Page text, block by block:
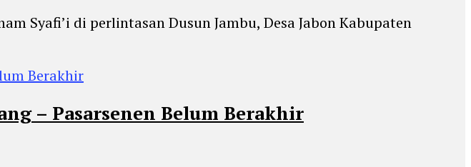
Syafi’i di perlintasan Dusun Jambu, Desa Jabon Kabupaten
– Pasarsenen Belum Berakhir